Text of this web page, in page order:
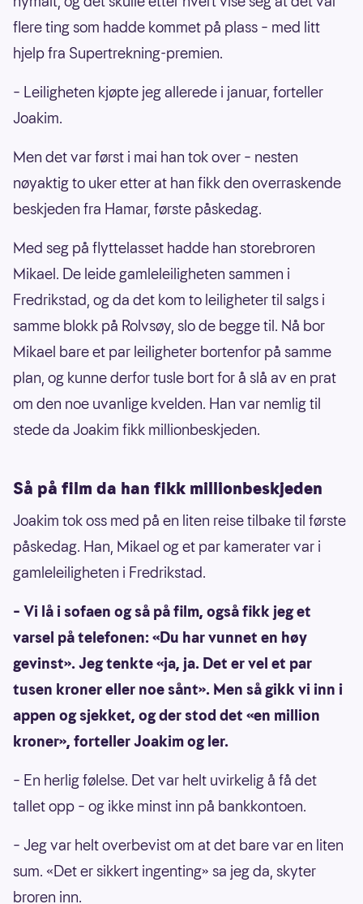
flere ting som hadde kommet på plass – med litt
hjelp fra Supertrekning-premien.
– Leiligheten kjøpte jeg allerede i januar, forteller
Joakim.
Men det var først i mai han tok over – nesten
nøyaktig to uker etter at han fikk den overraskende
beskjeden fra Hamar, første påskedag.
Med seg på flyttelasset hadde han storebroren
Mikael. De leide gamleleiligheten sammen i
Fredrikstad, og da det kom to leiligheter til salgs i
samme blokk på Rolvsøy, slo de begge til. Nå bor
Mikael bare et par leiligheter bortenfor på samme
plan, og kunne derfor tusle bort for å slå av en prat
om den noe uvanlige kvelden. Han var nemlig til
stede da Joakim fikk millionbeskjeden.
Så på film da han fikk millionbeskjeden
Joakim tok oss med på en liten reise tilbake til første
påskedag. Han, Mikael og et par kamerater var i
gamleleiligheten i Fredrikstad.
– Vi lå i sofaen og så på film, også fikk jeg et
varsel på telefonen: «Du har vunnet en høy
gevinst». Jeg tenkte «ja, ja. Det er vel et par
tusen kroner eller noe sånt». Men så gikk vi inn i
appen og sjekket, og der stod det «en million
kroner», forteller Joakim og ler.
– En herlig følelse. Det var helt uvirkelig å få det
tallet opp – og ikke minst inn på bankkontoen.
– Jeg var helt overbevist om at det bare var en liten
sum. «Det er sikkert ingenting» sa jeg da, skyter
broren inn.